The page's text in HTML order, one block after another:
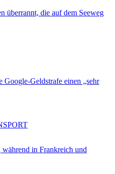
überrannt, die auf dem Seeweg
Geldstrafe einen „sehr
in Frankreich und